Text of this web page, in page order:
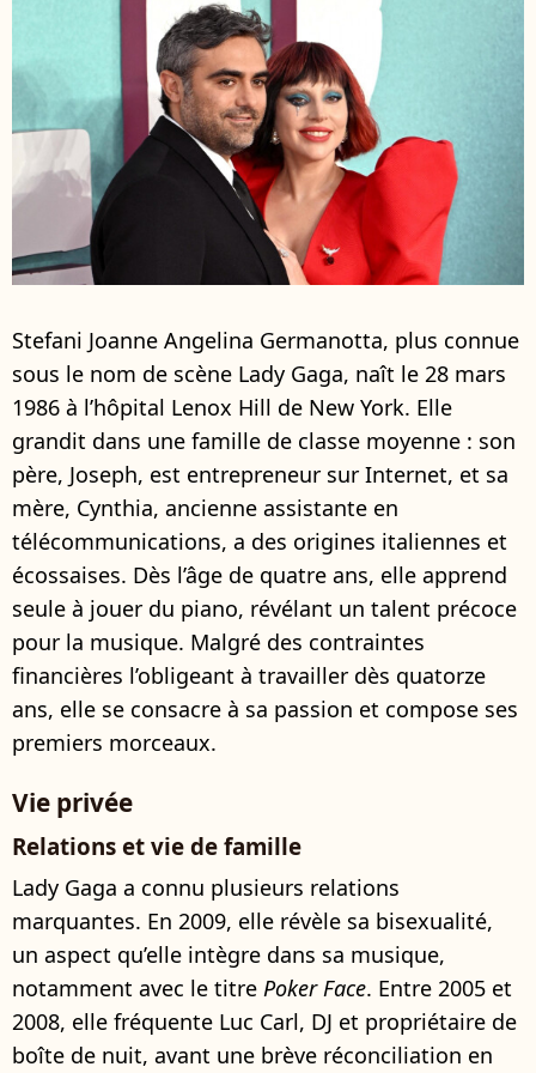
Stefani Joanne Angelina Germanotta, plus connue
sous le nom de scène Lady Gaga, naît le 28 mars
1986 à l’hôpital Lenox Hill de New York. Elle
grandit dans une famille de classe moyenne : son
père, Joseph, est entrepreneur sur Internet, et sa
mère, Cynthia, ancienne assistante en
télécommunications, a des origines italiennes et
écossaises. Dès l’âge de quatre ans, elle apprend
seule à jouer du piano, révélant un talent précoce
pour la musique. Malgré des contraintes
financières l’obligeant à travailler dès quatorze
ans, elle se consacre à sa passion et compose ses
premiers morceaux.
Vie privée
Relations et vie de famille
Lady Gaga a connu plusieurs relations
marquantes. En 2009, elle révèle sa bisexualité,
un aspect qu’elle intègre dans sa musique,
notamment avec le titre Poker Face. Entre 2005 et
2008, elle fréquente Luc Carl, DJ et propriétaire de
boîte de nuit, avant une brève réconciliation en